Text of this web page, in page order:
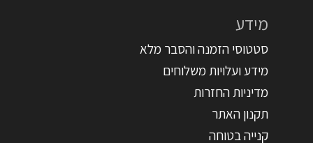
מידע
סטטוסי הזמנה והסבר מלא
מידע ועלויות משלוחים
מדיניות החזרות
תקנון האתר
קנייה בטוחה